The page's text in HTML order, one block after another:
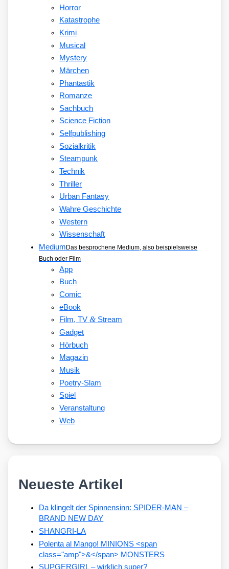
Horror
Katastrophe
Krimi
Musical
Mystery
Märchen
Phantastik
Romanze
Sachbuch
Science Fiction
Selfpublishing
Sozialkritik
Steampunk
Technik
Thriller
Urban Fantasy
Wahre Geschichte
Western
Wissenschaft
MediumDas besprochene Medium, also beispielsweise
Buch oder Film
App
Buch
Comic
eBook
Film, TV&Stream
Gadget
Hörbuch
Magazin
Musik
Poetry-Slam
Spiel
Veranstaltung
Web
Neueste Artikel
Da klingelt der Spinnensinn: SPIDER-MAN –
BRAND NEW DAY
SHANGRI-LA
Polenta al Mango! MINIONS <span
class="amp">&</span> MONSTERS
SUPGERGIRL – wirklich super?